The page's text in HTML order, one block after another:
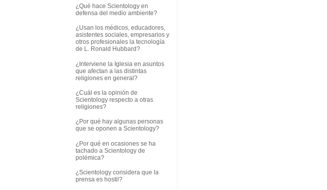
¿Qué hace Scientology en
defensa del medio ambiente?
¿Usan los médicos, educadores,
asistentes sociales, empresarios y
otros profesionales la tecnología
de L. Ronald Hubbard?
¿Interviene la Iglesia en asuntos
que afectan a las distintas
religiones en general?
¿Cuál es la opinión de
Scientology respecto a otras
religiones?
¿Por qué hay algunas personas
que se oponen a Scientology?
¿Por qué en ocasiones se ha
tachado a Scientology de
polémica?
¿Scientology considera que la
prensa es hostil?